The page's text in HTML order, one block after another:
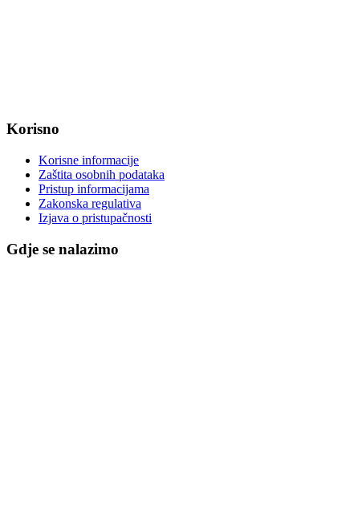
Korisno
Korisne informacije
Zaštita osobnih podataka
Pristup informacijama
Zakonska regulativa
Izjava o pristupačnosti
Gdje se nalazimo